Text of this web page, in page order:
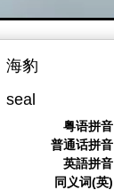
海豹
seal
粤语拼音
普通话拼音
英語拼音
同义词(英)